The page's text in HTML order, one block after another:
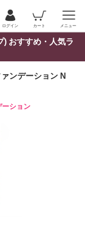
ログイン カート メニュー
) おすすめ・人気ラ
ンデーション N
ーション